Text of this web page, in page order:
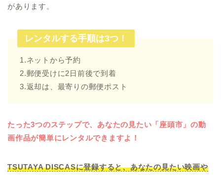
があります。
レンタルする手順は3つ！
1.ネットから予約
2.郵便受けに2日前後で到着
3.返却は、最寄りの郵便ポスト
たった3つのステップで、あなたの見たい「座頭市」の動
画作品が簡単にレンタルできますよ！
TSUTAYA DISCASに登録すると、あなたの見たい映画や